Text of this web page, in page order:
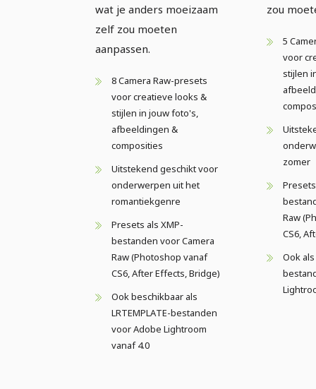
wat je anders moeizaam
zelf zou moeten
aanpassen.
8 Camera Raw-presets
voor creatieve looks &
stijlen in jouw foto's,
afbeeldingen &
composities
Uitstekend geschikt voor
onderwerpen uit het
romantiekgenre
Presets als XMP-
bestanden voor Camera
Raw (Photoshop vanaf
CS6, After Effects, Bridge)
Ook beschikbaar als
LRTEMPLATE-bestanden
voor Adobe Lightroom
vanaf 4.0
zou
5
voor
stijlen
zomer
Raw
CS6,
Ook als